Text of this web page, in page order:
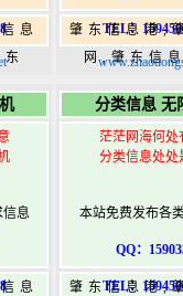
息
TEL：
肇东信息港,
网,肇东信
港
信息
息
分类信息 无
茫茫网海何处
分类信息处处
本站免费发布各
QQ：
TEL：
肇东信息港,